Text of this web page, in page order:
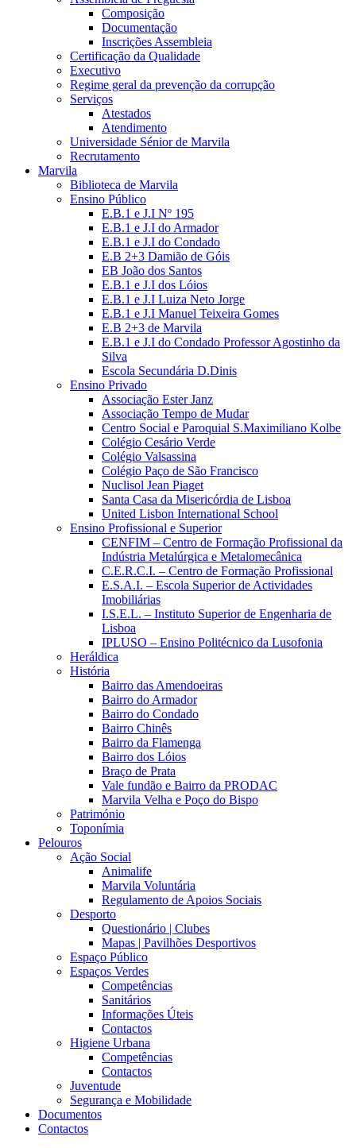
Composição
Documentação
Inscrições Assembleia
Certificação da Qualidade
Executivo
Regime geral da prevenção da corrupção
Serviços
Atestados
Atendimento
Universidade Sénior de Marvila
Recrutamento
Marvila
Biblioteca de Marvila
Ensino Público
E.B.1 e J.I Nº 195
E.B.1 e J.I do Armador
E.B.1 e J.I do Condado
E.B 2+3 Damião de Góis
EB João dos Santos
E.B.1 e J.I dos Lóios
E.B.1 e J.I Luiza Neto Jorge
E.B.1 e J.I Manuel Teixeira Gomes
E.B 2+3 de Marvila
E.B.1 e J.I do Condado Professor Agostinho da
Silva
Escola Secundária D.Dinis
Ensino Privado
Associação Ester Janz
Associação Tempo de Mudar
Centro Social e Paroquial S.Maximiliano Kolbe
Colégio Cesário Verde
Colégio Valsassina
Colégio Paço de São Francisco
Nuclisol Jean Piaget
Santa Casa da Misericórdia de Lisboa
United Lisbon International School
Ensino Profissional e Superior
CENFIM – Centro de Formação Profissional da
Indústria Metalúrgica e Metalomecânica
C.E.R.C.I. – Centro de Formação Profissional
E.S.A.I. – Escola Superior de Actividades
Imobiliárias
I.S.E.L. – Instituto Superior de Engenharia de
Lisboa
IPLUSO – Ensino Politécnico da Lusofonia
Heráldica
História
Bairro das Amendoeiras
Bairro do Armador
Bairro do Condado
Bairro Chinês
Bairro da Flamenga
Bairro dos Lóios
Braço de Prata
Vale fundão e Bairro da PRODAC
Marvila Velha e Poço do Bispo
Património
Toponímia
Pelouros
Ação Social
Animalife
Marvila Voluntária
Regulamento de Apoios Sociais
Desporto
Questionário | Clubes
Mapas | Pavilhões Desportivos
Espaço Público
Espaços Verdes
Competências
Sanitários
Informações Úteis
Contactos
Higiene Urbana
Competências
Contactos
Juventude
Segurança e Mobilidade
Documentos
Contactos